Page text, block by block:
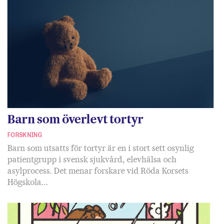
Barn som överlevt tortyr
FORSKNING
Barn som utsatts för tortyr är en i stort sett osynlig
patientgrupp i svensk sjukvård, elevhälsa och
asylprocess. Det menar forskare vid Röda Korsets
Högskola…